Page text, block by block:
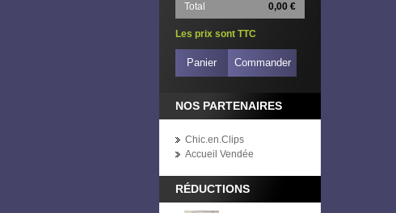
Total
0,00 €
Les prix sont TTC
Panier Commander
NOS PARTENAIRES
Chic.en.Clips
Accueil Vendée
RÉDUCTIONS